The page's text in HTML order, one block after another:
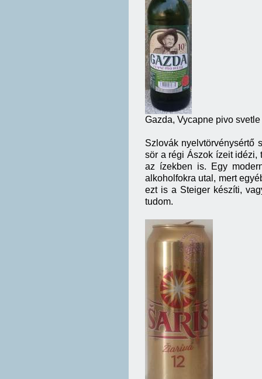
Gazda, Vycapne pivo svetle
Szlovák nyelvtörvénysértő
sör a régi Ászok ízeit idézi,
az ízekben is. Egy
alkoholfokra utal, mert
ezt is a Steiger készíti,
tudom.